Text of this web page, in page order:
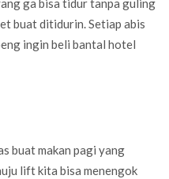
ga bisa tidur tanpa guling
buat ditidurin. Setiap abis
ingin beli bantal hotel
buat makan pagi yang
lift kita bisa menengok